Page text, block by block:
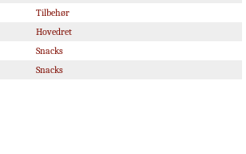
Tilbehør
Hovedret
Snacks
Snacks